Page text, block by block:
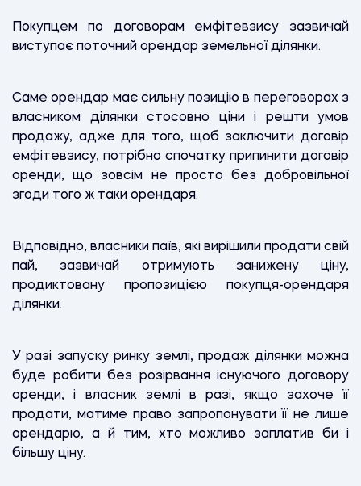
Покупцем по договорам емфітевзису зазвичай
виступає поточний орендар земельної ділянки.
Саме орендар має сильну позицію в переговорах з
власником ділянки стосовно ціни і решти умов
продажу, адже для того, щоб заключити договір
емфітевзису, потрібно спочатку припинити договір
оренди, що зовсім не просто без добровільної
згоди того ж таки орендаря.
Відповідно, власники паїв, які вирішили продати свій
пай, зазвичай отримують занижену ціну,
продиктовану пропозицією покупця-орендаря
ділянки.
У разі запуску ринку землі, продаж ділянки можна
буде робити без розірвання існуючого договору
оренди, і власник землі в разі, якщо захоче її
продати, матиме право запропонувати її не лише
орендарю, а й тим, хто можливо заплатив би і
більшу ціну.